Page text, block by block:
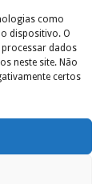
como
dispositivo. O
dados
neste site. Não
certos
e